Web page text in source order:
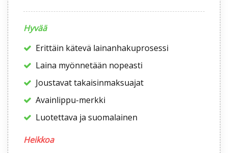
Hyvää
Erittäin kätevä lainanhakuprosessi
Laina myönnetään nopeasti
Joustavat takaisinmaksuajat
Avainlippu-merkki
Luotettava ja suomalainen
Heikkoa